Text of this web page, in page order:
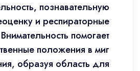
познавательную
и респираторные
помогает
положения в миг
образуя область для